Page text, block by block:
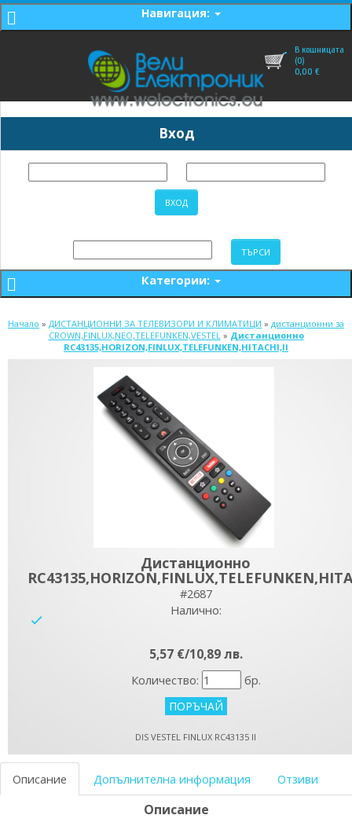
Навигация:
В кошницата
(0)
0,00 €
Вход
Категории:
Начало » ДИСТАНЦИОННИ ЗА ТЕЛЕВИЗОРИ И КЛИМАТИЦИ » дистанционни за
CROWN,FINLUX,NEO,TELEFUNKEN,VESTEL» Дистанционно
RC43135,HORIZON,FINLUX,TELEFUNKEN,HITACHI,II
Дистанционно
#2687
Налично:
5,57 €/10,89 лв.
Количество: бр.
DIS VESTEL FINLUX RC43135 II
Описание Допълнителна информация Отзиви
Описание